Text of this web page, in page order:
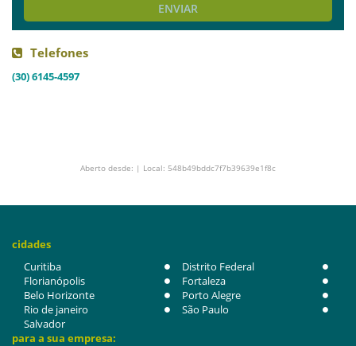
ENVIAR
Telefones
(30) 6145-4597
Aberto desde: | Local: 548b49bddc7f7b39639e1f8c
cidades
Curitiba
Distrito Federal
Florianópolis
Fortaleza
Belo Horizonte
Porto Alegre
Rio de janeiro
São Paulo
Salvador
para a sua empresa: